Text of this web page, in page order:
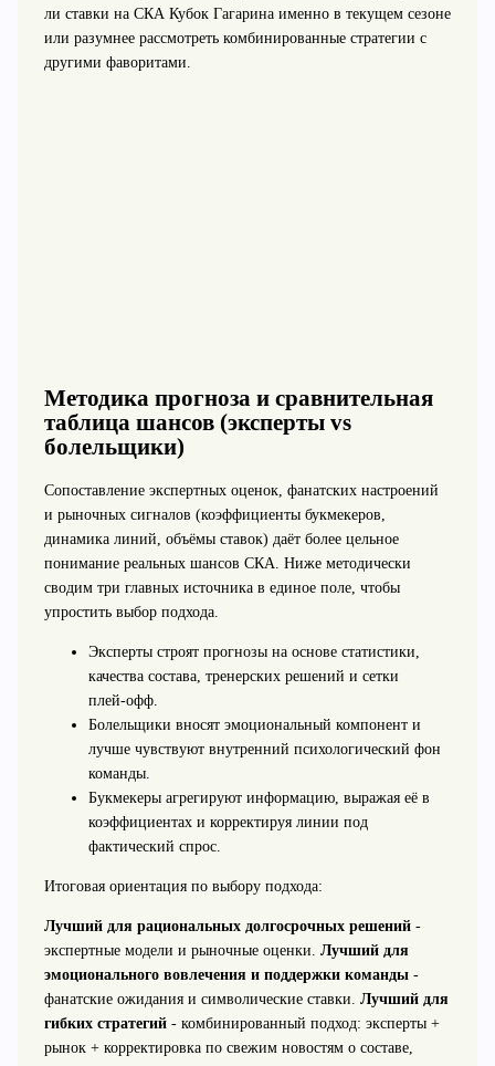
ли ставки на СКА Кубок Гагарина именно в текущем сезоне
или разумнее рассмотреть комбинированные стратегии с
другими фаворитами.
Методика прогноза и сравнительная
таблица шансов (эксперты vs
болельщики)
Сопоставление экспертных оценок, фанатских настроений
и рыночных сигналов (коэффициенты букмекеров,
динамика линий, объёмы ставок) даёт более цельное
понимание реальных шансов СКА. Ниже методически
сводим три главных источника в единое поле, чтобы
упростить выбор подхода.
Эксперты строят прогнозы на основе статистики,
качества состава, тренерских решений и сетки
плей‑офф.
Болельщики вносят эмоциональный компонент и
лучше чувствуют внутренний психологический фон
команды.
Букмекеры агрегируют информацию, выражая её в
коэффициентах и корректируя линии под
фактический спрос.
Итоговая ориентация по выбору подхода:
Лучший для рациональных долгосрочных решений-
экспертные модели и рыночные оценки. Лучший для
эмоционального вовлечения и поддержки команды-
фанатские ожидания и символические ставки. Лучший для
гибких стратегий- комбинированный подход: эксперты +
рынок + корректировка по свежим новостям о составе,